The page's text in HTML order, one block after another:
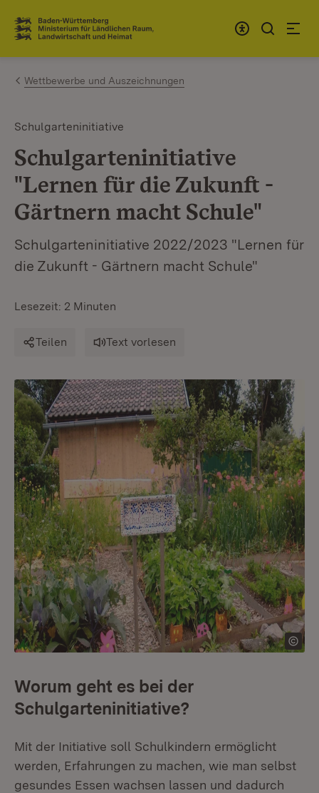
Zum Inhalt springen
Link zur Startseite
Wettbewerbe und Auszeichnungen
Schulgarteninitiative
Schulgarteninitiative
"Lernen für die Zukunft -
Gärtnern macht Schule"
Schulgarteninitiative 2022/2023 "Lernen für
die Zukunft - Gärtnern macht Schule"
Lesezeit: 2 Minuten
Teilen Text vorlesen
Worum geht es bei der
Schulgarteninitiative?
Mit der Initiative soll Schulkindern ermöglicht
werden, Erfahrungen zu machen, wie man selbst
gesundes Essen wachsen lassen und dadurch